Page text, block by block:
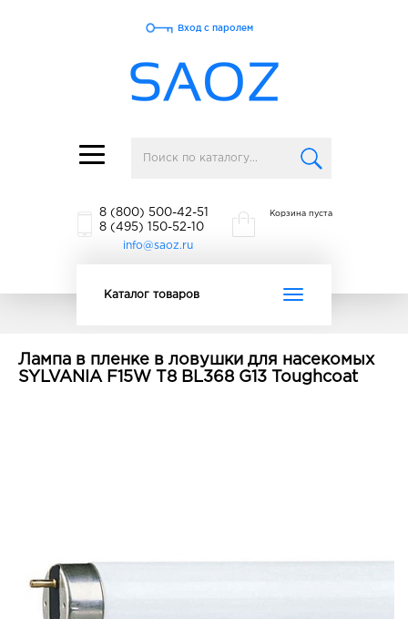
Toggle
navigation
Вход с паролем
8 (800) 500-42-51
8 (495) 150-52-10
info@saoz.ru
Корзина пуста
Toggle
Каталог товаров
Лампа в пленке в ловушки для насекомых
SYLVANIA F15W T8 BL368 G13 Toughcoat